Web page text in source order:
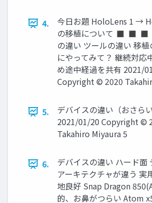
4.
今日お題 HoloLens 1 →
の移植について ◼ ◼ ◼
の違い ツールの違い 移
にやってみて？ 継続対応
め途中経過を共有 2021/
Copyright © 2020
5.
デバイスの違い（おさらい
2021/01/20 Copyright ©
Takahiro Miyaura 5
6.
デバイスの違い ハード面
アーキテクチャが違う 実
地良好 Snap Dragon
的、お鼻がつらい Atom